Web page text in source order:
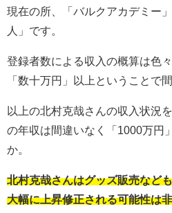
現在の所、「バルクアカデミー
人」です。
登録者数による収入の概算は色
「数十万円」以上ということで
以上の北村克哉さんの収入状況
の年収は間違いなく「1000万円
か。
北村克哉さんはグッズ販売など
大幅に上昇修正される可能性は